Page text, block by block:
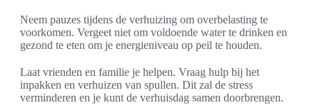
Neem pauzes tijdens de verhuizing om overbelasting te
voorkomen. Vergeet niet om voldoende water te drinken en
gezond te eten om je energieniveau op peil te houden.
Laat vrienden en familie je helpen. Vraag hulp bij het
inpakken en verhuizen van spullen. Dit zal de stress
verminderen en je kunt de verhuisdag samen doorbrengen.